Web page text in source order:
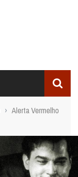
› Alerta Vermelho